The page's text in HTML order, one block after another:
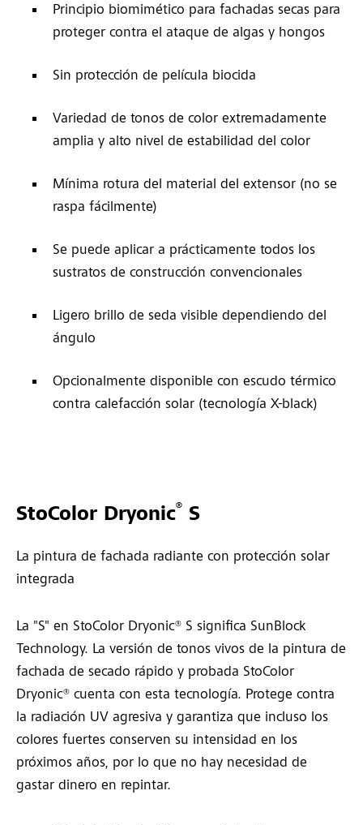
Principio biomimético para fachadas secas para
proteger contra el ataque de algas y hongos
Sin protección de película biocida
Variedad de tonos de color extremadamente
amplia y alto nivel de estabilidad del color
Mínima rotura del material del extensor (no se
raspa fácilmente)
Se puede aplicar a prácticamente todos los
sustratos de construcción convencionales
Ligero brillo de seda visible dependiendo del
ángulo
Opcionalmente disponible con escudo térmico
contra calefacción solar (tecnología X-black)
StoColor Dryonic® S
La pintura de fachada radiante con protección solar
integrada
La "S" en StoColor Dryonic® S significa SunBlock
Technology. La versión de tonos vivos de la pintura de
fachada de secado rápido y probada StoColor
Dryonic® cuenta con esta tecnología. Protege contra
la radiación UV agresiva y garantiza que incluso los
colores fuertes conserven su intensidad en los
próximos años, por lo que no hay necesidad de
gastar dinero en repintar.